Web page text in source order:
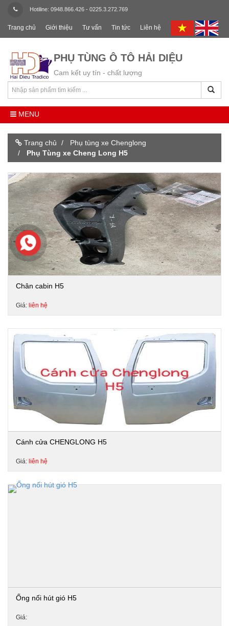
Hotiline: 0948.866.426 - 0225.3.272.769
Trang chủ Giới thiệu Tư vấn Tin tức Liên hệ
PHỤ TÙNG Ô TÔ HẢI DIỆU
Cam kết uy tín - chất lượng
MENU
Trang chủ
Phụ tùng xe Chenglong
Phụ Tùng xe Cheng Long H5
Chân cabin H5
Giá: liên hệ
Cánh cửa CHENGLONG H5
Giá: liên hệ
Ống nối hút gió H5
Giá: